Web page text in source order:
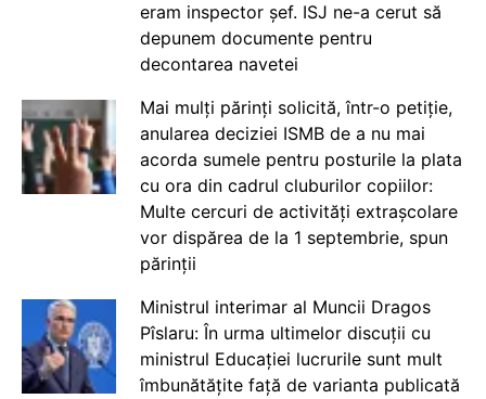
eram inspector șef. ISJ ne-a cerut să
depunem documente pentru
decontarea navetei
Mai mulți părinți solicită, într-o petiție,
anularea deciziei ISMB de a nu mai
acorda sumele pentru posturile la plata
cu ora din cadrul cluburilor copiilor:
Multe cercuri de activități extrașcolare
vor dispărea de la 1 septembrie, spun
părinții
Ministrul interimar al Muncii Dragos
Pîslaru: În urma ultimelor discuții cu
ministrul Educației lucrurile sunt mult
îmbunătățite față de varianta publicată